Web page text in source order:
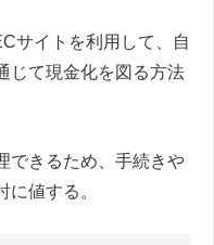
サイトを利用して、自
じて現金化を図る方法
できるため、手続きや
に値する。